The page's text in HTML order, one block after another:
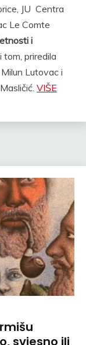
JU Centra
Le Comte
i
tom, priredila
Lutovac i
VIŠE
svjesno ili